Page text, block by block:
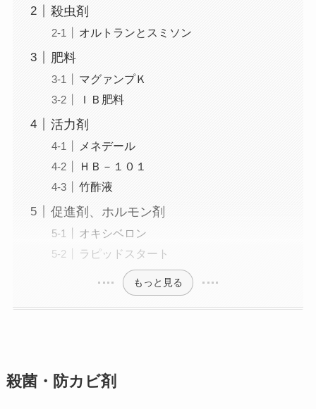
殺虫剤
オルトランとスミソン
肥料
マグァンプＫ
ＩＢ肥料
活力剤
メネデール
ＨＢ－１０１
竹酢液
促進剤、ホルモン剤
オキシベロン
ラピッドスタート
もっと見る
殺菌・防カビ剤